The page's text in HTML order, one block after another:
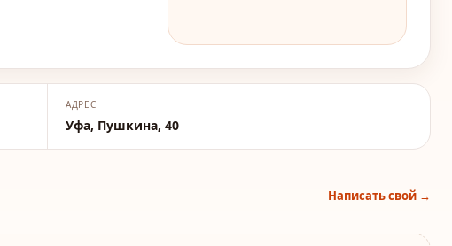
АДРЕС
Уфа, Пушкина, 40
Написать свой →